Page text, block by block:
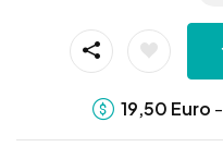
19,50 Euro -